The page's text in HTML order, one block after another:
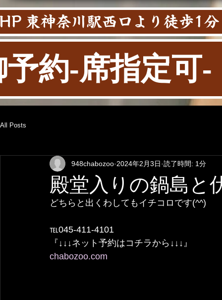
東神奈川駅西口より徒歩1分
約-席指定可-
All Posts
殿堂入りの鍋島と
948chabozoo 2024年2月3日 読了時間: 1分
どちらと出くわしてもイチコロです(^^)
℡045-411-4101
『↓↓↓ネット予約はコチラから↓↓↓』
chabozoo.com